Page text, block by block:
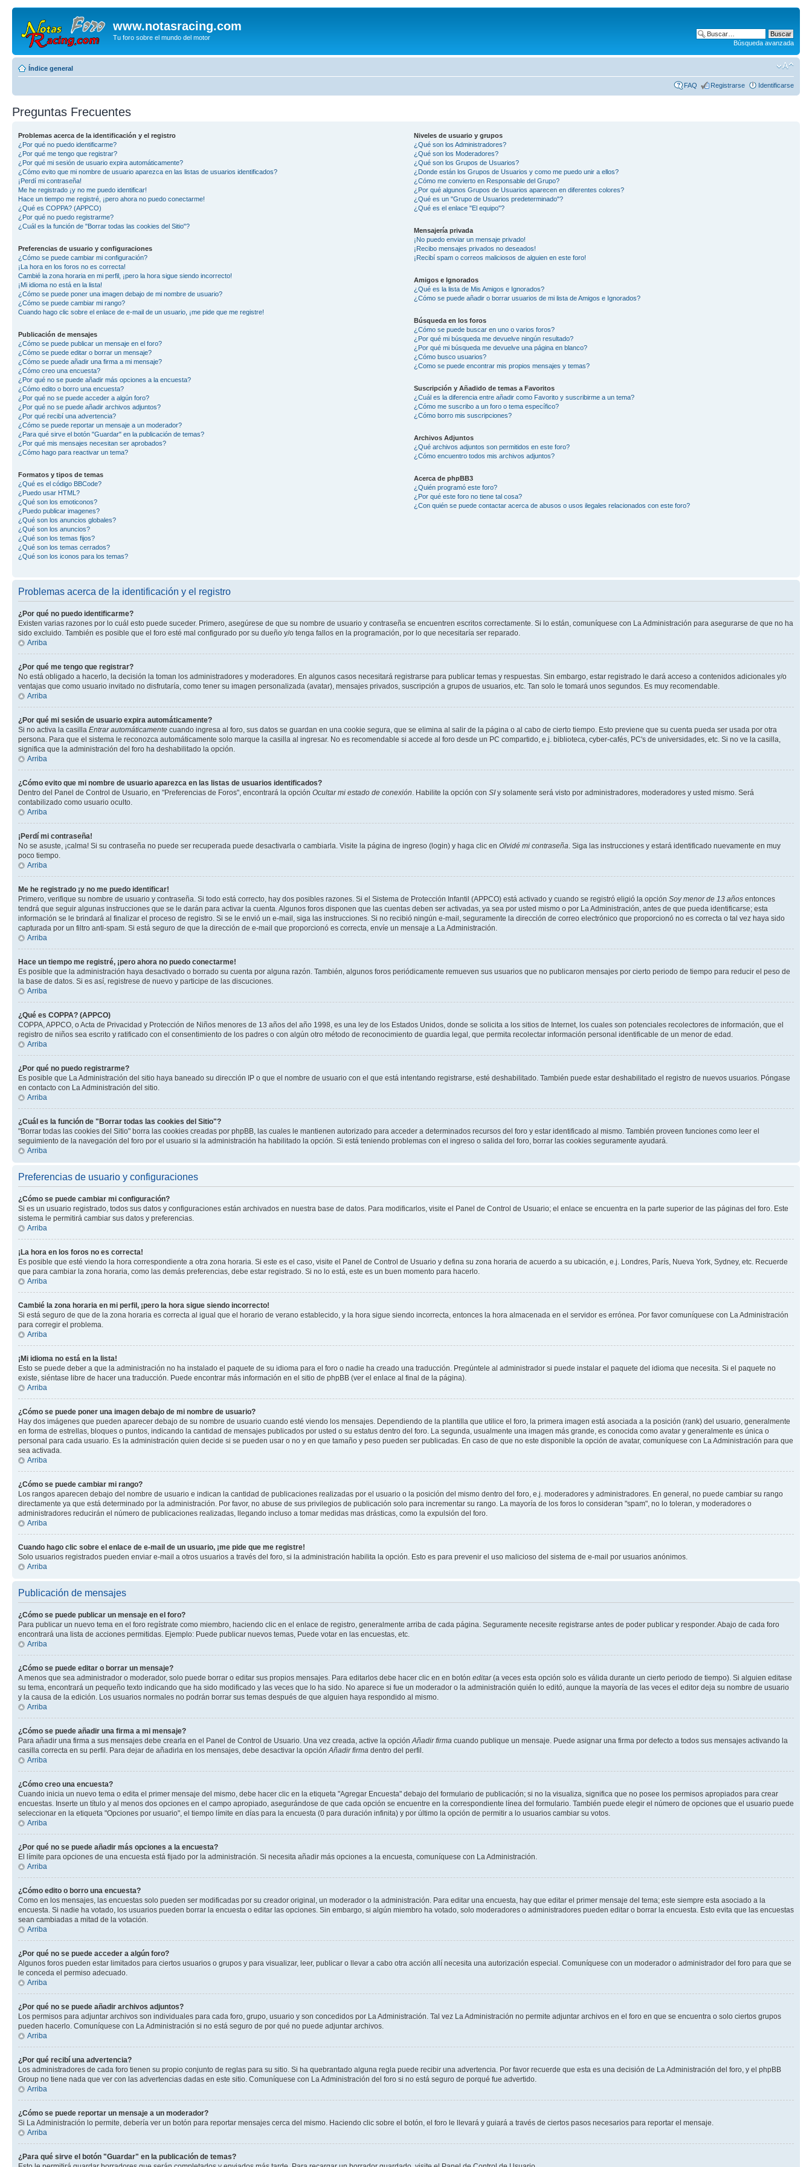
www.notasracing.com
Tu foro sobre el mundo del motor
Búsqueda avanzada
Índice general
FAQ Registrarse Identificarse
Preguntas Frecuentes
Problemas acerca de la identificación y el registro
¿Por qué no puedo identificarme?
¿Por qué me tengo que registrar?
¿Por qué mi sesión de usuario expira automáticamente?
¿Cómo evito que mi nombre de usuario aparezca en las listas de usuarios identificados?
¡Perdí mi contraseña!
Me he registrado ¡y no me puedo identificar!
Hace un tiempo me registré, ¡pero ahora no puedo conectarme!
¿Qué es COPPA? (APPCO)
¿Por qué no puedo registrarme?
¿Cuál es la función de "Borrar todas las cookies del Sitio"?
Preferencias de usuario y configuraciones
¿Cómo se puede cambiar mi configuración?
¡La hora en los foros no es correcta!
Cambié la zona horaria en mi perfil, ¡pero la hora sigue siendo incorrecto!
¡Mi idioma no está en la lista!
¿Cómo se puede poner una imagen debajo de mi nombre de usuario?
¿Cómo se puede cambiar mi rango?
Cuando hago clic sobre el enlace de e-mail de un usuario, ¡me pide que me registre!
Publicación de mensajes
¿Cómo se puede publicar un mensaje en el foro?
¿Cómo se puede editar o borrar un mensaje?
¿Cómo se puede añadir una firma a mi mensaje?
¿Cómo creo una encuesta?
¿Por qué no se puede añadir más opciones a la encuesta?
¿Cómo edito o borro una encuesta?
¿Por qué no se puede acceder a algún foro?
¿Por qué no se puede añadir archivos adjuntos?
¿Por qué recibí una advertencia?
¿Cómo se puede reportar un mensaje a un moderador?
¿Para qué sirve el botón "Guardar" en la publicación de temas?
¿Por qué mis mensajes necesitan ser aprobados?
¿Cómo hago para reactivar un tema?
Formatos y tipos de temas
¿Qué es el código BBCode?
¿Puedo usar HTML?
¿Qué son los emoticonos?
¿Puedo publicar imagenes?
¿Qué son los anuncios globales?
¿Qué son los anuncios?
¿Qué son los temas fijos?
¿Qué son los temas cerrados?
¿Qué son los iconos para los temas?
Niveles de usuario y grupos
¿Qué son los Administradores?
¿Qué son los Moderadores?
¿Qué son los Grupos de Usuarios?
¿Donde están los Grupos de Usuarios y como me puedo unir a ellos?
¿Cómo me convierto en Responsable del Grupo?
¿Por qué algunos Grupos de Usuarios aparecen en diferentes colores?
¿Qué es un "Grupo de Usuarios predeterminado"?
¿Qué es el enlace "El equipo"?
Mensajería privada
¡No puedo enviar un mensaje privado!
¡Recibo mensajes privados no deseados!
¡Recibí spam o correos maliciosos de alguien en este foro!
Amigos e Ignorados
¿Qué es la lista de Mis Amigos e Ignorados?
¿Cómo se puede añadir o borrar usuarios de mi lista de Amigos e Ignorados?
Búsqueda en los foros
¿Cómo se puede buscar en uno o varios foros?
¿Por qué mi búsqueda me devuelve ningún resultado?
¿Por qué mi búsqueda me devuelve una página en blanco?
¿Cómo busco usuarios?
¿Como se puede encontrar mis propios mensajes y temas?
Suscripción y Añadido de temas a Favoritos
¿Cuál es la diferencia entre añadir como Favorito y suscribirme a un tema?
¿Cómo me suscribo a un foro o tema específico?
¿Cómo borro mis suscripciones?
Archivos Adjuntos
¿Qué archivos adjuntos son permitidos en este foro?
¿Cómo encuentro todos mis archivos adjuntos?
Acerca de phpBB3
¿Quién programó este foro?
¿Por qué este foro no tiene tal cosa?
¿Con quién se puede contactar acerca de abusos o usos ilegales relacionados con este foro?
Problemas acerca de la identificación y el registro
¿Por qué no puedo identificarme?
Existen varias razones por lo cuál esto puede suceder. Primero, asegúrese de que su nombre de usuario y contraseña se encuentren escritos correctamente. Si lo están, comuníquese con La Administración para asegurarse de que no ha
sido excluido. También es posible que el foro esté mal configurado por su dueño y/o tenga fallos en la programación, por lo que necesitaría ser reparado.
Arriba
¿Por qué me tengo que registrar?
No está obligado a hacerlo, la decisión la toman los administradores y moderadores. En algunos casos necesitará registrarse para publicar temas y respuestas. Sin embargo, estar registrado le dará acceso a contenidos adicionales y/o
ventajas que como usuario invitado no disfrutaría, como tener su imagen personalizada (avatar), mensajes privados, suscripción a grupos de usuarios, etc. Tan solo le tomará unos segundos. Es muy recomendable.
Arriba
¿Por qué mi sesión de usuario expira automáticamente?
Si no activa la casilla Entrar automáticamente cuando ingresa al foro, sus datos se guardan en una cookie segura, que se elimina al salir de la página o al cabo de cierto tiempo. Esto previene que su cuenta pueda ser usada por otra
persona. Para que el sistema le reconozca automáticamente solo marque la casilla al ingresar. No es recomendable si accede al foro desde un PC compartido, e.j. biblioteca, cyber-cafés, PC's de universidades, etc. Si no ve la casilla,
significa que la administración del foro ha deshabilitado la opción.
Arriba
¿Cómo evito que mi nombre de usuario aparezca en las listas de usuarios identificados?
Dentro del Panel de Control de Usuario, en "Preferencias de Foros", encontrará la opción Ocultar mi estado de conexión . Habilite la opción con SI y solamente será visto por administradores, moderadores y usted mismo. Será
contabilizado como usuario oculto.
Arriba
¡Perdí mi contraseña!
No se asuste, ¡calma! Si su contraseña no puede ser recuperada puede desactivarla o cambiarla. Visite la página de ingreso (login) y haga clic en Olvidé mi contraseña . Siga las instrucciones y estará identificado nuevamente en muy
poco tiempo.
Arriba
Me he registrado ¡y no me puedo identificar!
Primero, verifique su nombre de usuario y contraseña. Si todo está correcto, hay dos posibles razones. Si el Sistema de Protección Infantil (APPCO) está activado y cuando se registró eligió la opción Soy menor de 13 años entonces
tendrá que seguir algunas instrucciones que se le darán para activar la cuenta. Algunos foros disponen que las cuentas deben ser activadas, ya sea por usted mismo o por La Administración, antes de que pueda identificarse; esta
información se le brindará al finalizar el proceso de registro. Si se le envió un e-mail, siga las instrucciones. Si no recibió ningún e-mail, seguramente la dirección de correo electrónico que proporcionó no es correcta o tal vez haya sido
capturada por un filtro anti-spam. Si está seguro de que la dirección de e-mail que proporcionó es correcta, envíe un mensaje a La Administración.
Arriba
Hace un tiempo me registré, ¡pero ahora no puedo conectarme!
Es posible que la administración haya desactivado o borrado su cuenta por alguna razón. También, algunos foros periódicamente remueven sus usuarios que no publicaron mensajes por cierto periodo de tiempo para reducir el peso de
la base de datos. Si es así, registrese de nuevo y participe de las discuciones.
Arriba
¿Qué es COPPA? (APPCO)
COPPA, APPCO, o Acta de Privacidad y Protección de Niños menores de 13 años del año 1998, es una ley de los Estados Unidos, donde se solicita a los sitios de Internet, los cuales son potenciales recolectores de información, que el
registro de niños sea escrito y ratificado con el consentimiento de los padres o con algún otro método de reconocimiento de guardia legal, que permita recolectar información personal identificable de un menor de edad.
Arriba
¿Por qué no puedo registrarme?
Es posible que La Administración del sitio haya baneado su dirección IP o que el nombre de usuario con el que está intentando registrarse, esté deshabilitado. También puede estar deshabilitado el registro de nuevos usuarios. Póngase
en contacto con La Administración del sitio.
Arriba
¿Cuál es la función de "Borrar todas las cookies del Sitio"?
"Borrar todas las cookies del Sitio" borra las cookies creadas por phpBB, las cuales le mantienen autorizado para acceder a determinados recursos del foro y estar identificado al mismo. También proveen funciones como leer el
seguimiento de la navegación del foro por el usuario si la administración ha habilitado la opción. Si está teniendo problemas con el ingreso o salida del foro, borrar las cookies seguramente ayudará.
Arriba
Preferencias de usuario y configuraciones
¿Cómo se puede cambiar mi configuración?
Si es un usuario registrado, todos sus datos y configuraciones están archivados en nuestra base de datos. Para modificarlos, visite el Panel de Control de Usuario; el enlace se encuentra en la parte superior de las páginas del foro. Este
sistema le permitirá cambiar sus datos y preferencias.
Arriba
¡La hora en los foros no es correcta!
Es posible que esté viendo la hora correspondiente a otra zona horaria. Si este es el caso, visite el Panel de Control de Usuario y defina su zona horaria de acuerdo a su ubicación, e.j. Londres, París, Nueva York, Sydney, etc. Recuerde
que para cambiar la zona horaria, como las demás preferencias, debe estar registrado. Si no lo está, este es un buen momento para hacerlo.
Arriba
Cambié la zona horaria en mi perfil, ¡pero la hora sigue siendo incorrecto!
Si está seguro de que de la zona horaria es correcta al igual que el horario de verano establecido, y la hora sigue siendo incorrecta, entonces la hora almacenada en el servidor es errónea. Por favor comuníquese con La Administración
para corregir el problema.
Arriba
¡Mi idioma no está en la lista!
Esto se puede deber a que la administración no ha instalado el paquete de su idioma para el foro o nadie ha creado una traducción. Pregúntele al administrador si puede instalar el paquete del idioma que necesita. Si el paquete no
existe, siéntase libre de hacer una traducción. Puede encontrar más información en el sitio de phpBB (ver el enlace al final de la página).
Arriba
¿Cómo se puede poner una imagen debajo de mi nombre de usuario?
Hay dos imágenes que pueden aparecer debajo de su nombre de usuario cuando esté viendo los mensajes. Dependiendo de la plantilla que utilice el foro, la primera imagen está asociada a la posición (rank) del usuario, generalmente
en forma de estrellas, bloques o puntos, indicando la cantidad de mensajes publicados por usted o su estatus dentro del foro. La segunda, usualmente una imagen más grande, es conocida como avatar y generalmente es única o
personal para cada usuario. Es la administración quien decide si se pueden usar o no y en que tamaño y peso pueden ser publicadas. En caso de que no este disponible la opción de avatar, comuníquese con La Administración para que
sea activada.
Arriba
¿Cómo se puede cambiar mi rango?
Los rangos aparecen debajo del nombre de usuario e indican la cantidad de publicaciones realizadas por el usuario o la posición del mismo dentro del foro, e.j. moderadores y administradores. En general, no puede cambiar su rango
directamente ya que está determinado por la administración. Por favor, no abuse de sus privilegios de publicación solo para incrementar su rango. La mayoría de los foros lo consideran "spam", no lo toleran, y moderadores o
administradores reducirán el número de publicaciones realizadas, llegando incluso a tomar medidas mas drásticas, como la expulsión del foro.
Arriba
Cuando hago clic sobre el enlace de e-mail de un usuario, ¡me pide que me registre!
Solo usuarios registrados pueden enviar e-mail a otros usuarios a través del foro, si la administración habilita la opción. Esto es para prevenir el uso malicioso del sistema de e-mail por usuarios anónimos.
Arriba
Publicación de mensajes
¿Cómo se puede publicar un mensaje en el foro?
Para publicar un nuevo tema en el foro regístrate como miembro, haciendo clic en el enlace de registro, generalmente arriba de cada página. Seguramente necesite registrarse antes de poder publicar y responder. Abajo de cada foro
encontrará una lista de acciones permitidas. Ejemplo: Puede publicar nuevos temas, Puede votar en las encuestas, etc.
Arriba
¿Cómo se puede editar o borrar un mensaje?
A menos que sea administrador o moderador, solo puede borrar o editar sus propios mensajes. Para editarlos debe hacer clic en en botón editar(a veces esta opción solo es válida durante un cierto periodo de tiempo). Si alguien editase
su tema, encontrará un pequeño texto indicando que ha sido modificado y las veces que lo ha sido. No aparece si fue un moderador o la administración quién lo editó, aunque la mayoría de las veces el editor deja su nombre de usuario
y la causa de la edición. Los usuarios normales no podrán borrar sus temas después de que alguien haya respondido al mismo.
Arriba
¿Cómo se puede añadir una firma a mi mensaje?
Para añadir una firma a sus mensajes debe crearla en el Panel de Control de Usuario. Una vez creada, active la opción Añadir firma cuando publique un mensaje. Puede asignar una firma por defecto a todos sus mensajes activando la
casilla correcta en su perfil. Para dejar de añadirla en los mensajes, debe desactivar la opción Añadir firma dentro del perfil.
Arriba
¿Cómo creo una encuesta?
Cuando inicia un nuevo tema o edita el primer mensaje del mismo, debe hacer clic en la etiqueta "Agregar Encuesta" debajo del formulario de publicación; si no la visualiza, significa que no posee los permisos apropiados para crear
encuestas. Inserte un título y al menos dos opciones en el campo apropiado, asegurándose de que cada opción se encuentre en la correspondiente línea del formulario. También puede elegir el número de opciones que el usuario puede
seleccionar en la etiqueta "Opciones por usuario", el tiempo límite en días para la encuesta (0 para duración infinita) y por último la opción de permitir a lo usuarios cambiar su votos.
Arriba
¿Por qué no se puede añadir más opciones a la encuesta?
El límite para opciones de una encuesta está fijado por la administración. Si necesita añadir más opciones a la encuesta, comuníquese con La Administración.
Arriba
¿Cómo edito o borro una encuesta?
Como en los mensajes, las encuestas solo pueden ser modificadas por su creador original, un moderador o la administración. Para editar una encuesta, hay que editar el primer mensaje del tema; este siempre esta asociado a la
encuesta. Si nadie ha votado, los usuarios pueden borrar la encuesta o editar las opciones. Sin embargo, si algún miembro ha votado, solo moderadores o administradores pueden editar o borrar la encuesta. Esto evita que las encuestas
sean cambiadas a mitad de la votación.
Arriba
¿Por qué no se puede acceder a algún foro?
Algunos foros pueden estar limitados para ciertos usuarios o grupos y para visualizar, leer, publicar o llevar a cabo otra acción allí necesita una autorización especial. Comuníquese con un moderador o administrador del foro para que se
le conceda el permiso adecuado.
Arriba
¿Por qué no se puede añadir archivos adjuntos?
Los permisos para adjuntar archivos son individuales para cada foro, grupo, usuario y son concedidos por La Administración. Tal vez La Administración no permite adjuntar archivos en el foro en que se encuentra o solo ciertos grupos
pueden hacerlo. Comuníquese con La Administración si no está seguro de por qué no puede adjuntar archivos.
Arriba
¿Por qué recibí una advertencia?
Los administradores de cada foro tienen su propio conjunto de reglas para su sitio. Si ha quebrantado alguna regla puede recibir una advertencia. Por favor recuerde que esta es una decisión de La Administración del foro, y el phpBB
Group no tiene nada que ver con las advertencias dadas en este sitio. Comuníquese con La Administración del foro si no está seguro de porqué fue advertido.
Arriba
¿Cómo se puede reportar un mensaje a un moderador?
Si La Administración lo permite, debería ver un botón para reportar mensajes cerca del mismo. Haciendo clic sobre el botón, el foro le llevará y guiará a través de ciertos pasos necesarios para reportar el mensaje.
Arriba
¿Para qué sirve el botón "Guardar" en la publicación de temas?